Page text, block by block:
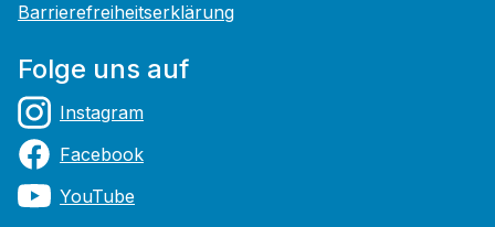
Barrierefreiheitserklärung
Folge uns auf
Instagram
Facebook
YouTube